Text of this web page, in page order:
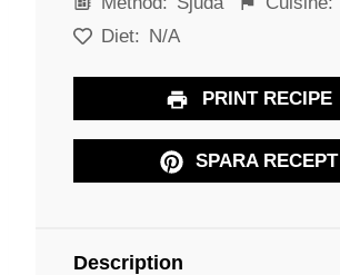
Diet: N/A
PRINT RECIPE
SPARA RECEPT
Description